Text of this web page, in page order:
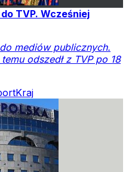
TVP. Wcześniej
mediów publicznych.
odszedł z TVP po 18
Kraj